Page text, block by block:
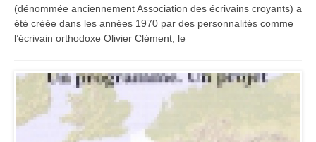
(dénommée anciennement Association des écrivains croyants) a
été créée dans les années 1970 par des personnalités comme
l’écrivain orthodoxe Olivier Clément, le